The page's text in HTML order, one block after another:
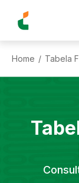
Home / Tabela